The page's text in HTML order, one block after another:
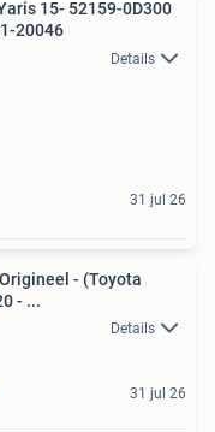
15- 52159-0D300
20046
Details
31 jul 26
- (Toyota
- ...
Details
31 jul 26